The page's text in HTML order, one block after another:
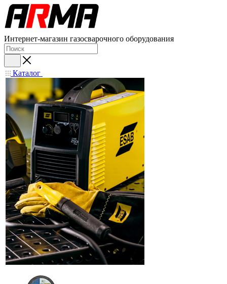
Интернет-магазин газосварочного оборудования
Каталог